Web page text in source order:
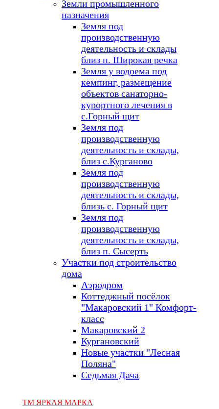
Земли промышленного
назначения
Земля под
производственную
деятельность и склады
близ п. Широкая речка
Земля у водоема под
кемпинг, размещение
объектов санаторно-
курортного лечения в
с.Горный щит
Земля под
производственную
деятельность и склады,
близ с.Курганово
Земля под
производственную
деятельность и склады,
близь с. Горный щит
Земля под
производственную
деятельность и склады,
близ п. Сысерть
Участки под строительство
дома
Аэродром
Коттеджный посёлок
"Макаровский 1" Комфорт-
класс
Макаровский 2
Кургановский
Новые участки "Лесная
Поляна"
Седьмая Дача
ТМ ЯРКАЯ МАРКА